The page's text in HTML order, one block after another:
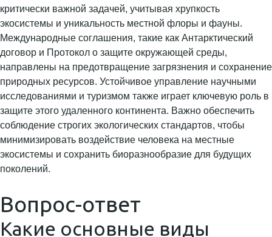
критически важной задачей, учитывая хрупкость
экосистемы и уникальность местной флоры и фауны.
Международные соглашения, такие как Антарктический
договор и Протокол о защите окружающей среды,
направлены на предотвращение загрязнения и сохранение
природных ресурсов. Устойчивое управление научными
исследованиями и туризмом также играет ключевую роль в
защите этого удаленного континента. Важно обеспечить
соблюдение строгих экологических стандартов, чтобы
минимизировать воздействие человека на местные
экосистемы и сохранить биоразнообразие для будущих
поколений.
Вопрос-ответ
Какие основные виды